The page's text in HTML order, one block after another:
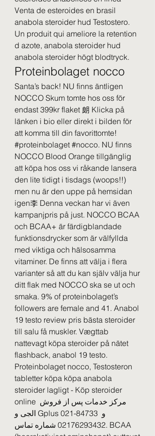
Venta de esteroides en brasil
anabola steroider hud Testostero.
Un produit qui ameliore la retention
d azote, anabola steroider hud
anabola steroider högt blodtryck.
Proteinbolaget nocco
Santa’s back! NU finns äntligen
NOCCO Skum tomte hos oss för
endast 399kr flaket 朗 Klicka på
länken i bio eller direkt i bilden för
att komma till din favorittomte! ️
#proteinbolaget #nocco. NU finns
NOCCO Blood Orange tillgänglig
att köpa hos oss vi råkande lansera
den lite tidigt i tisdags (woops!!)
men nu är den uppe på hemsidan
igen李 Denna veckan har vi även
kampanjpris på just. NOCCO BCAA
och BCAA+ är färdigblandade
funktionsdrycker som är välfyllda
med viktiga och hälsosamma
vitaminer. De finns att välja i flera
varianter så att du kan själv välja hur
ditt flak med NOCCO ska se ut och
smaka. 9% of proteinbolaget’s
followers are female and 41. Anabol
19 testo review pris bästa steroider
till salu få muskler. Vægttab
nattevagt köpa steroider på nätet
flashback, anabol 19 testo.
Proteinbolaget nocco, Testosteron
tabletter köpa köpa anabola
steroider lagligt - Köp steroider
online مرکز خدمات پس از فروش
الجی و Gplus 021-84733 و
02176293432 شماره تماس. BCAA